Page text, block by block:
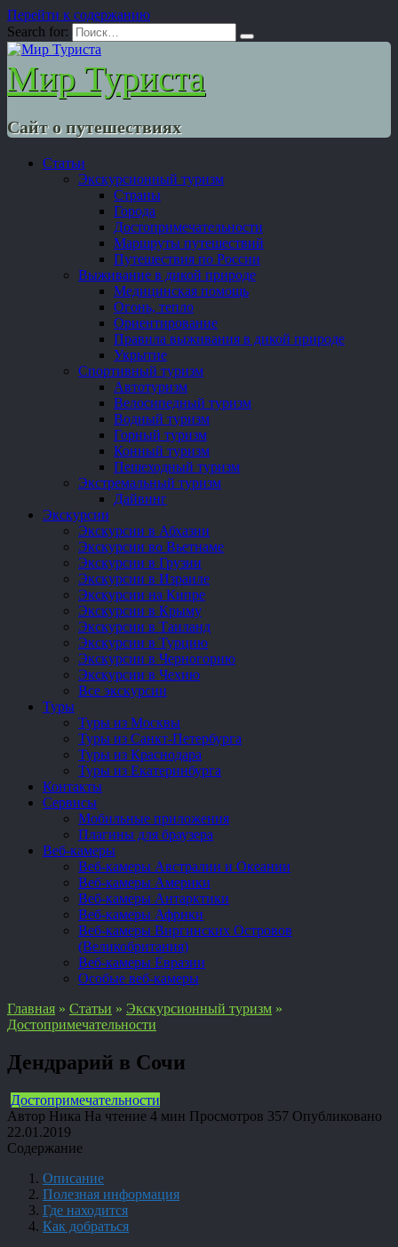
Перейти к содержанию
Search for:
Мир Туриста
Сайт о путешествиях
Статьи
Экскурсионный туризм
Страны
Города
Достопримечательности
Маршруты путешествий
Путешествия по России
Выживание в дикой природе
Медицинская помощь
Огонь, тепло
Ориентирование
Правила выживания в дикой природе
Укрытие
Спортивный туризм
Автотуризм
Велосипедный туризм
Водный туризм
Горный туризм
Конный туризм
Пешеходный туризм
Экстремальный туризм
Дайвинг
Экскурсии
Экскурсии в Абхазии
Экскурсии во Вьетнаме
Экскурсии в Грузии
Экскурсии в Израиле
Экскурсии на Кипре
Экскурсии в Крыму
Экскурсии в Таиланд
Экскурсии в Турцию
Экскурсии в Черногорию
Экскурсии в Чехию
Все экскурсии
Туры
Туры из Москвы
Туры из Санкт-Петербурга
Туры из Краснодара
Туры из Екатеринбурга
Контакты
Сервисы
Мобильные приложения
Плагины для браузера
Веб-камеры
Веб-камеры Австралии и Океании
Веб-камеры Америки
Веб-камеры Антарктики
Веб-камеры Африки
Веб-камеры Виргинских Островов
(Великобритания)
Веб-камеры Евразии
Особые веб-камеры
Главная » Статьи » Экскурсионный туризм »
Достопримечательности
Дендрарий в Сочи
Достопримечательности
Автор Ника На чтение 4 мин Просмотров 357 Опубликовано
22.01.2019
Содержание
Описание
Полезная информация
Где находится
Как добраться